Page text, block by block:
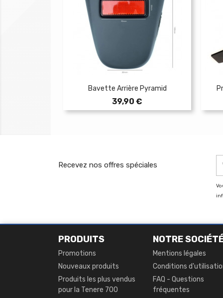
Bavette Arrière Pyramid
Prix
39,90 €
Recevez nos offres spéciales
PRODUITS
Promotions
Nouveaux produits
Produits les plus vendus
pour la Tenere 700
NOTRE
Mentions légales
Conditions
FAQ - Questions
fréquentes